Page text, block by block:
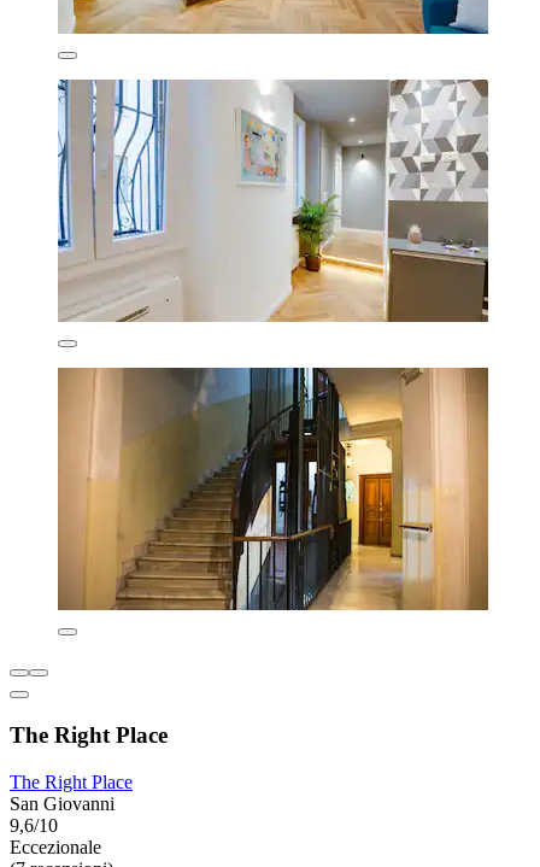
The Right Place
The Right Place
San Giovanni
9,6/10
Eccezionale